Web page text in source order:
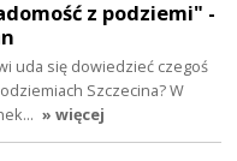
z podziemi" -
uda się dowiedzieć czegoś
Szczecina? W
» więcej